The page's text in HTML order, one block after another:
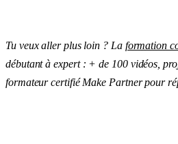
Tu veux aller plus loin ? La formation
débutant à expert : + de 100 vidéos,
formateur certifié Make Partner pour